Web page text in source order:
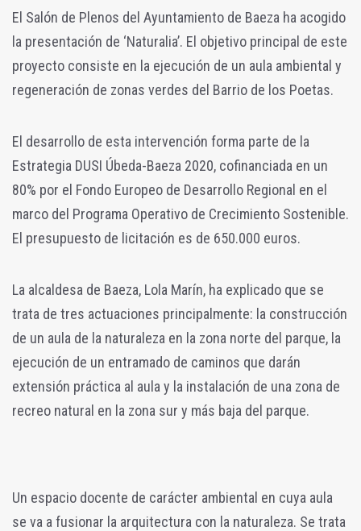
El Salón de Plenos del Ayuntamiento de Baeza ha acogido
la presentación de ‘Naturalia’. El objetivo principal de este
proyecto consiste en la ejecución de un aula ambiental y
regeneración de zonas verdes del Barrio de los Poetas.
El desarrollo de esta intervención forma parte de la
Estrategia DUSI Úbeda-Baeza 2020, cofinanciada en un
80% por el Fondo Europeo de Desarrollo Regional en el
marco del Programa Operativo de Crecimiento Sostenible.
El presupuesto de licitación es de 650.000 euros.
La alcaldesa de Baeza, Lola Marín, ha explicado que se
trata de tres actuaciones principalmente: la construcción
de un aula de la naturaleza en la zona norte del parque, la
ejecución de un entramado de caminos que darán
extensión práctica al aula y la instalación de una zona de
recreo natural en la zona sur y más baja del parque.
Un espacio docente de carácter ambiental en cuya aula
se va a fusionar la arquitectura con la naturaleza. Se trata